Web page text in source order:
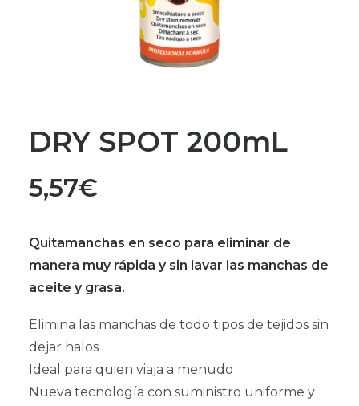
DRY SPOT 200mL
5,57€
Quitamanchas en seco para eliminar de
manera muy rápida y sin lavar las manchas de
aceite y grasa.
Elimina las manchas de todo tipos de tejidos sin
dejar halos .
Ideal para quien viaja a menudo
Nueva tecnología con suministro uniforme y